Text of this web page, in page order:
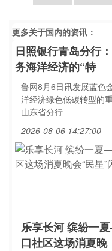
更多关于国内的资讯：
日照银行青岛分行
务海洋经济的“特
鲁网8月6日讯发展蓝色
洋经济绿色低碳转型的
山东省分行
2026-08-06 14:27:00
乐享长河 缤纷一
口社区这场消夏晚